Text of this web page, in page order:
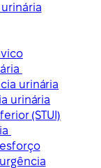
urinária
urinária
(STUI)